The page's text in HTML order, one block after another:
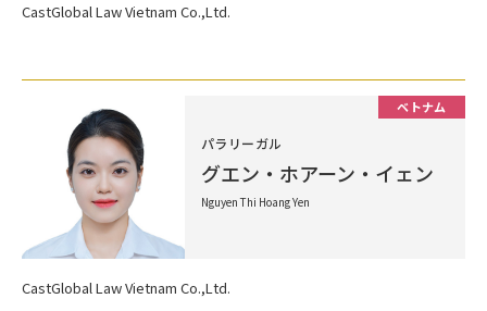
CastGlobal Law Vietnam Co.,Ltd.
パラリーガル
グエン・ホアーン・イェン
Nguyen Thi Hoang Yen
ベトナム
CastGlobal Law Vietnam Co.,Ltd.